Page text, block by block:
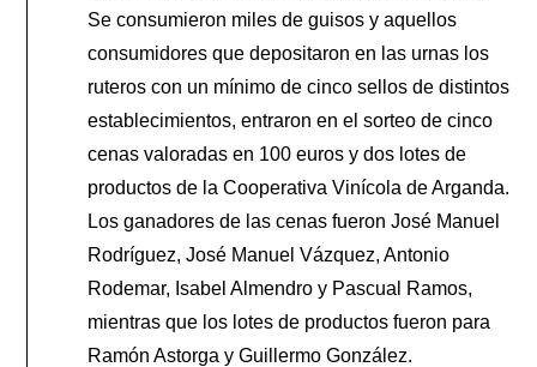
Se consumieron miles de guisos y aquellos
consumidores que depositaron en las urnas los
ruteros con un mínimo de cinco sellos de distintos
establecimientos, entraron en el sorteo de cinco
cenas valoradas en 100 euros y dos lotes de
productos de la Cooperativa Vinícola de Arganda.
Los ganadores de las cenas fueron José Manuel
Rodríguez, José Manuel Vázquez, Antonio
Rodemar, Isabel Almendro y Pascual Ramos,
mientras que los lotes de productos fueron para
Ramón Astorga y Guillermo González.